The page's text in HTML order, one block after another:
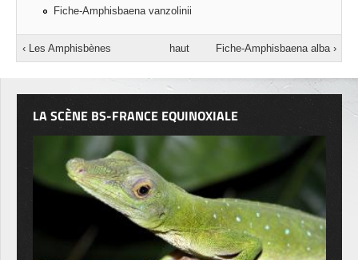
Fiche-Amphisbaena vanzolinii
‹ Les Amphisbènes haut Fiche-Amphisbaena alba ›
LA SCÈNE BS-FRANCE EQUINOXIALE